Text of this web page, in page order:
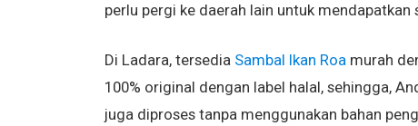
perlu pergi ke daerah lain untuk mendapatkan
Di Ladara, tersediaSambal Ikan Roamurah
100% original dengan label halal, sehingga,
juga diproses tanpa menggunakan bahan